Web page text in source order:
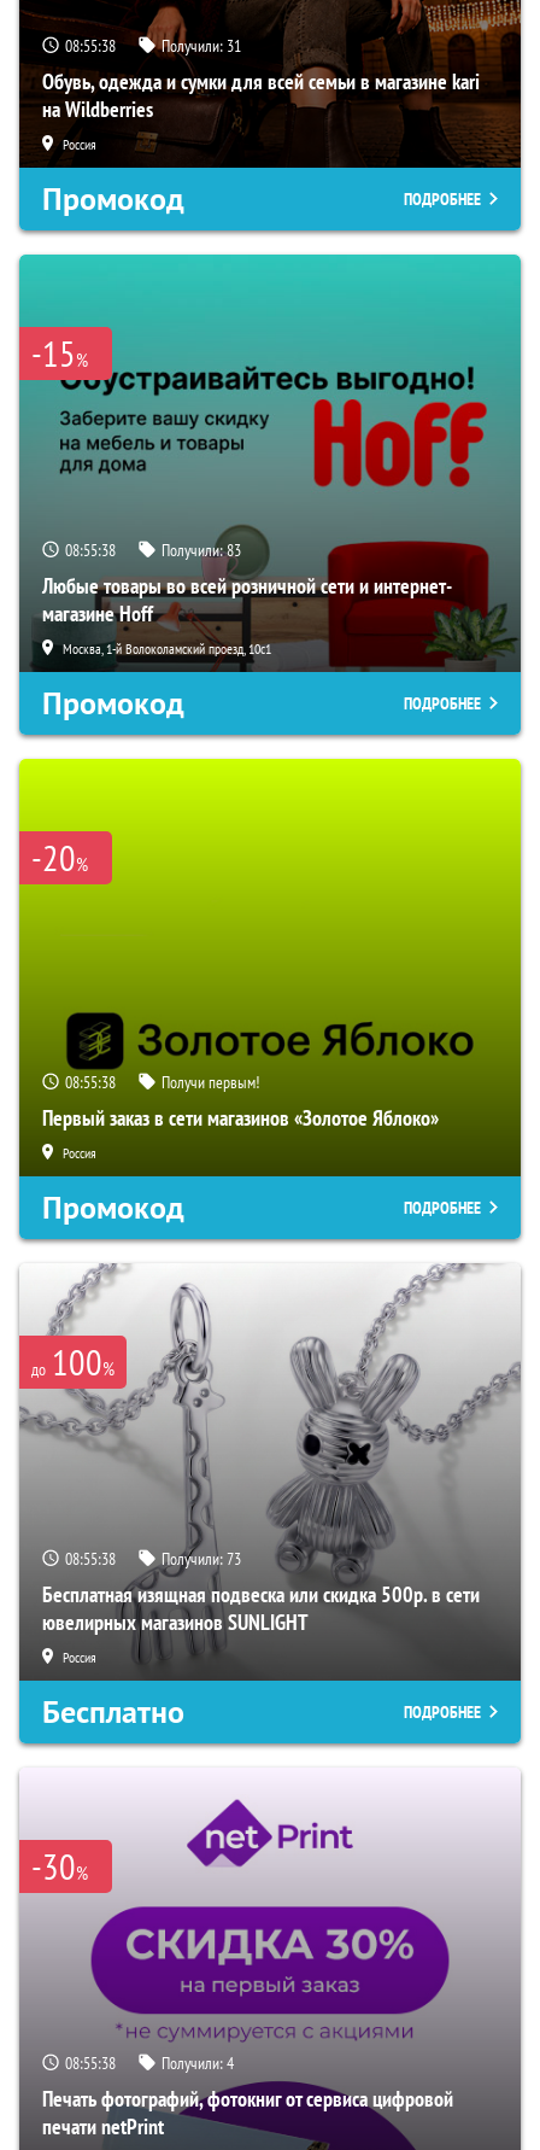
08:55:37 Получили: 31
Обувь, одежда и сумки для всей семьи в магазине kari
на Wildberries
Россия
Промокод ПОДРОБНЕЕ
-15%
08:55:37 Получили:83
Любые товары во всей розничной сети и интернет-
магазине Hoff
Москва, 1-й Волоколамский проезд, 10с1
Промокод ПОДРОБНЕЕ
-20%
08:55:37 Получи первым!
Первый заказ в сети магазинов «Золотое Яблоко»
Россия
Промокод ПОДРОБНЕЕ
до 100%
08:55:37 Получили:73
Бесплатная изящная подвеска или скидка 500р. в сети
ювелирных магазинов SUNLIGHT
Россия
Бесплатно ПОДРОБНЕЕ
-30%
08:55:37 Получили:4
Печать фотографий, фотокниг от сервиса цифровой
печати netPrint